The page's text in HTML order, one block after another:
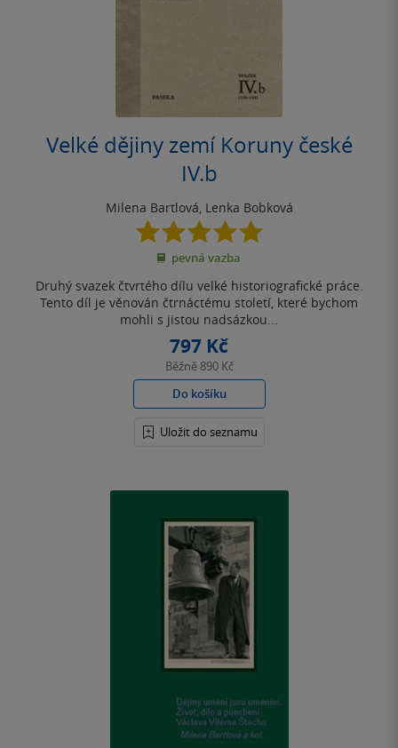
Velké dějiny zemí Koruny české
IV.b
Milena Bartlová, Lenka Bobková
5.0
z
5
pevná vazba
Druhý svazek čtvrtého dílu velké historiografické práce.
Tento díl je věnován čtrnáctému století, které bychom
mohli s jistou nadsázkou...
797 Kč
Běžně 890 Kč
Do košíku
Uložit do seznamu